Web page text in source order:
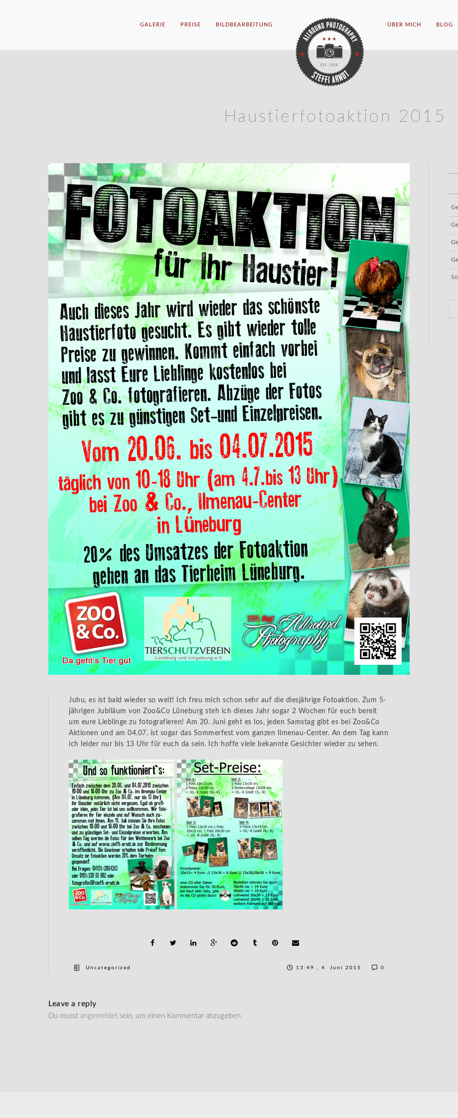
GALERIE PREISE BILDBEARBEITUNG ÜBER MICH BLOG
Haustierfotoaktion 2015
Juhu, es ist bald wieder so weit! Ich freu mich schon sehr auf die diesjährige Fotoaktion. Zum 5-
jährigen Jubiläum von Zoo&Co Lüneburg steh ich dieses Jahr sogar 2 Wochen für euch bereit
um eure Lieblinge zu fotografieren! Am 20. Juni geht es los, jeden Samstag gibt es bei Zoo&Co
Aktionen und am 04.07. ist sogar das Sommerfest vom ganzen Ilmenau-Center. An dem Tag kann
ich leider nur bis 13 Uhr für euch da sein. Ich hoffe viele bekannte Gesichter wieder zu sehen.
Uncategorized 13:49 , 4. Juni 2015 0
Leave a reply
Du musst angemeldet sein, um einen Kommentar abzugeben.